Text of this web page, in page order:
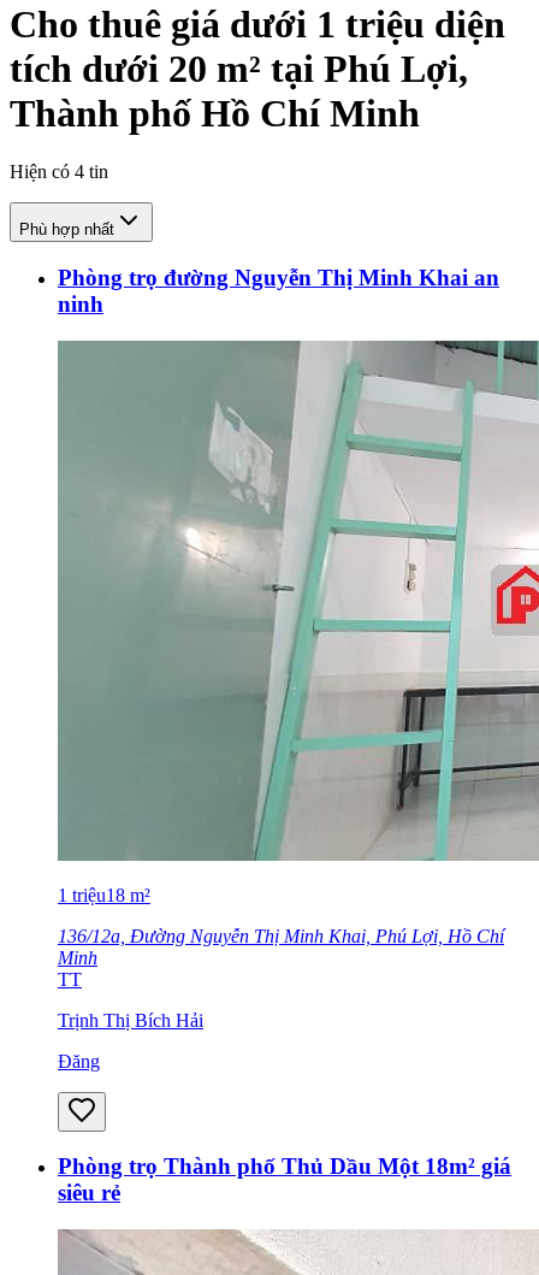
Cho thuê giá dưới 1 triệu diện
tích dưới 20 m² tại Phú Lợi,
Thành phố Hồ Chí Minh
Hiện có 4 tin
Phù hợp nhất
Phòng trọ đường Nguyễn Thị Minh Khai an
ninh
1 triệu18 m²
136/12a, Đường Nguyễn Thị Minh Khai, Phú Lợi, Hồ Chí
Minh
TT
Trịnh Thị Bích Hải
Đăng
Phòng trọ Thành phố Thủ Dầu Một 18m² giá
siêu rẻ